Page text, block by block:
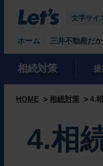
文字サイ
ホーム 三井不動産だ
相続対策 提
相続発生前対策
1.相続人を把握する
3.相続税評価額を把握
4.相続税発生後に必要
Model Case 1 一人暮
Model Case 3 主人が
HOME 相続対策 4.
4.相